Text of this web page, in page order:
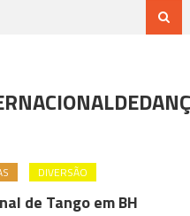
DIVERSÃO
de Tango em BH